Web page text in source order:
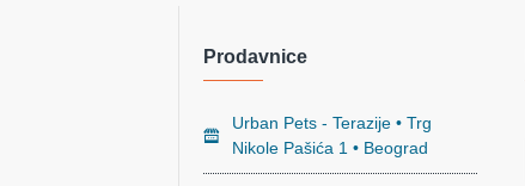
Prodavnice
Urban Pets - Terazije • Trg
Nikole Pašića 1 • Beograd